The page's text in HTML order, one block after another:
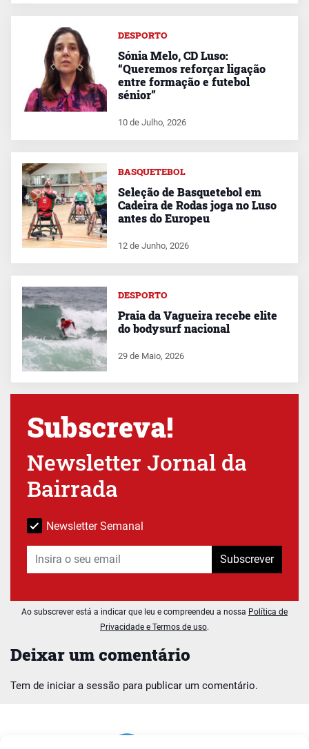
Deixar um comentário
Tem de iniciar a sessão para publicar um comentário.
DESPORTO
Sónia Melo, CD Luso:
“Queremos reforçar ligação
entre formação e futebol
sénior”
10 de Julho, 2026
BASQUETEBOL
Seleção de Basquetebol em
Cadeira de Rodas joga no Luso
antes do Europeu
12 de Junho, 2026
DESPORTO
Praia da Vagueira recebe elite
do bodysurf nacional
29 de Maio, 2026
Subscreva!
Newsletter Jornal da
Bairrada
Newsletter Semanal
Subscrever
Ao subscrever está a indicar que leu e compreendeu a nossa Política de
Privacidade e Termos de uso.